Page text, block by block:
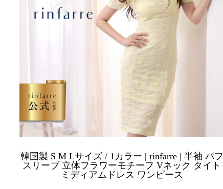
韓国製 S M Lサイズ / 1カラー | rinfarre | 半袖 パフ
スリーブ 立体フラワーモチーフ Vネック タイト
ミディアムドレス ワンピース